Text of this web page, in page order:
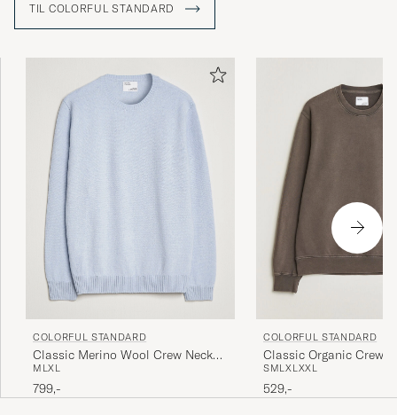
TIL COLORFUL STANDARD
COLORFUL STANDARD
Classic Merino Wool Crew Neck
Polar Blue
M LXL
799,-
COLORFUL STANDARD
Classic Organic Crew
Fade Mud
SMLXLXXL
529,-